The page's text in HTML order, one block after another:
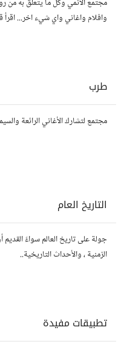
مجتمع الانمي وكل ما يتعلق به من
وافلام واغاني واي شيء اخر...
طرب
مجتمع لتشارك الأغاني الرائعة
التاريخ العام
جولة على تاريخ العالم سواءً
الزمنية ، والأحداث التاريخية..
تطبيقات مفيدة